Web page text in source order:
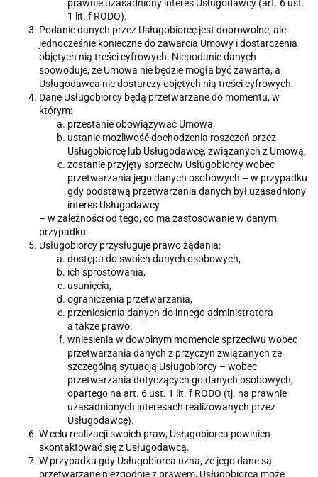
prawnie uzasadniony interes Usługodawcy (art. 6 ust.
1 lit. f RODO).
Podanie danych przez Usługobiorcę jest dobrowolne, ale
jednocześnie konieczne do zawarcia Umowy i dostarczenia
objętych nią treści cyfrowych. Niepodanie danych
spowoduje, że Umowa nie będzie mogła być zawarta, a
Usługodawca nie dostarczy objętych nią treści cyfrowych.
Dane Usługobiorcy będą przetwarzane do momentu, w
którym:
przestanie obowiązywać Umowa;
ustanie możliwość dochodzenia roszczeń przez
Usługobiorcę lub Usługodawcę, związanych z Umową;
zostanie przyjęty sprzeciw Usługobiorcy wobec
przetwarzania jego danych osobowych – w przypadku
gdy podstawą przetwarzania danych był uzasadniony
interes Usługodawcy
– w zależności od tego, co ma zastosowanie w danym
przypadku.
Usługobiorcy przysługuje prawo żądania:
dostępu do swoich danych osobowych,
ich sprostowania,
usunięcia,
ograniczenia przetwarzania,
przeniesienia danych do innego administratora
a także prawo:
wniesienia w dowolnym momencie sprzeciwu wobec
przetwarzania danych z przyczyn związanych ze
szczególną sytuacją Usługobiorcy – wobec
przetwarzania dotyczących go danych osobowych,
opartego na art. 6 ust. 1 lit. f RODO (tj. na prawnie
uzasadnionych interesach realizowanych przez
Usługodawcę).
W celu realizacji swoich praw, Usługobiorca powinien
skontaktować się z Usługodawcą.
W przypadku gdy Usługobiorca uzna, że jego dane są
przetwarzane niezgodnie z prawem, Usługobiorca może